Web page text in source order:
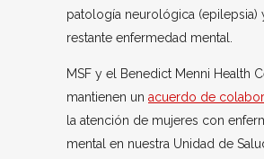
patología neurológica (epilepsia)
restante enfermedad mental.
MSF y el Benedict Menni Health
mantienen un acuerdo de
la atención de mujeres con
mental en nuestra Unidad de